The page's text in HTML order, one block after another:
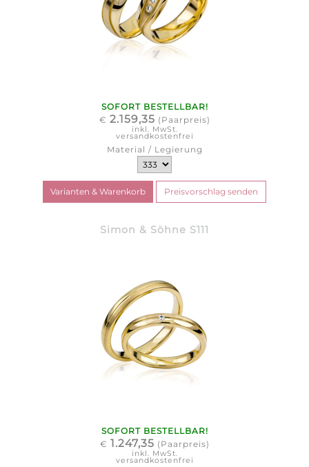
SOFORT BESTELLBAR!
€ 2.159,35 (Paarpreis)
inkl. MwSt.
versandkostenfrei
Material / Legierung
Simon & Söhne S111
SOFORT BESTELLBAR!
€ 1.247,35 (Paarpreis)
inkl. MwSt.
versandkostenfrei